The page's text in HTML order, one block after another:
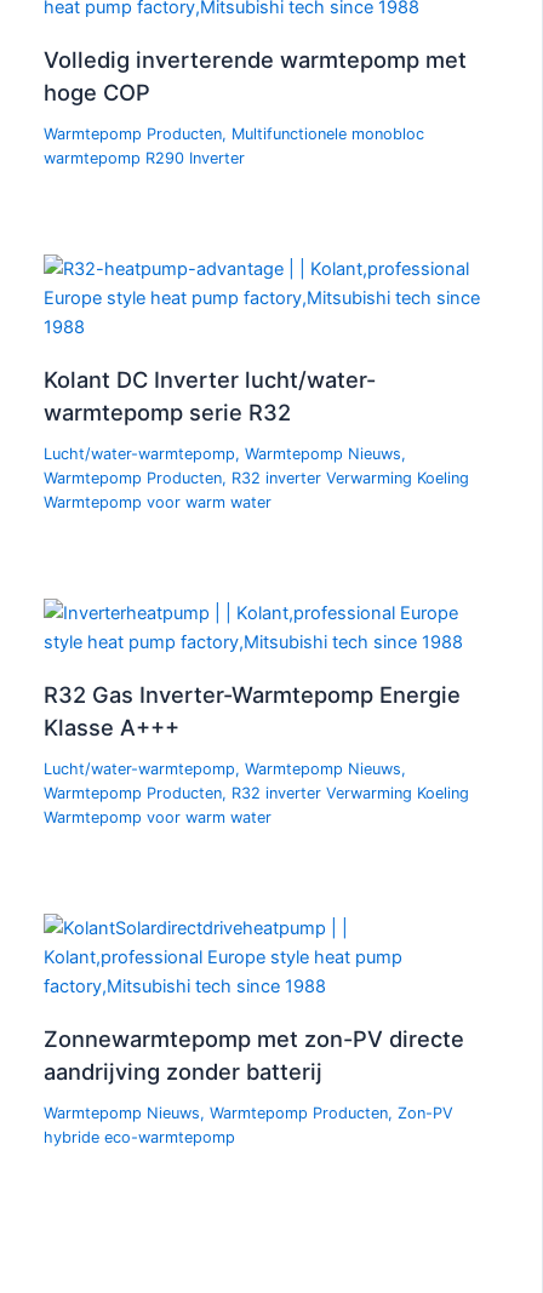
Volledig inverterende warmtepomp met
hoge COP
Warmtepomp Producten, Multifunctionele monobloc
warmtepomp R290 Inverter
Kolant DC Inverter lucht/water-
warmtepomp serie R32
Lucht/water-warmtepomp,Warmtepomp Nieuws,
Warmtepomp Producten, R32 inverter Verwarming Koeling
Warmtepomp voor warm water
R32 Gas Inverter-Warmtepomp Energie
Klasse A+++
Lucht/water-warmtepomp,Warmtepomp Nieuws,
Warmtepomp Producten, R32 inverter Verwarming Koeling
Warmtepomp voor warm water
Zonnewarmtepomp met zon-PV directe
aandrijving zonder batterij
Warmtepomp Nieuws,Warmtepomp Producten,Zon-PV
hybride eco-warmtepomp